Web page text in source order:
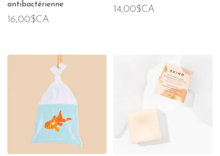
antibactérienne
16,00$CA
14,00$CA